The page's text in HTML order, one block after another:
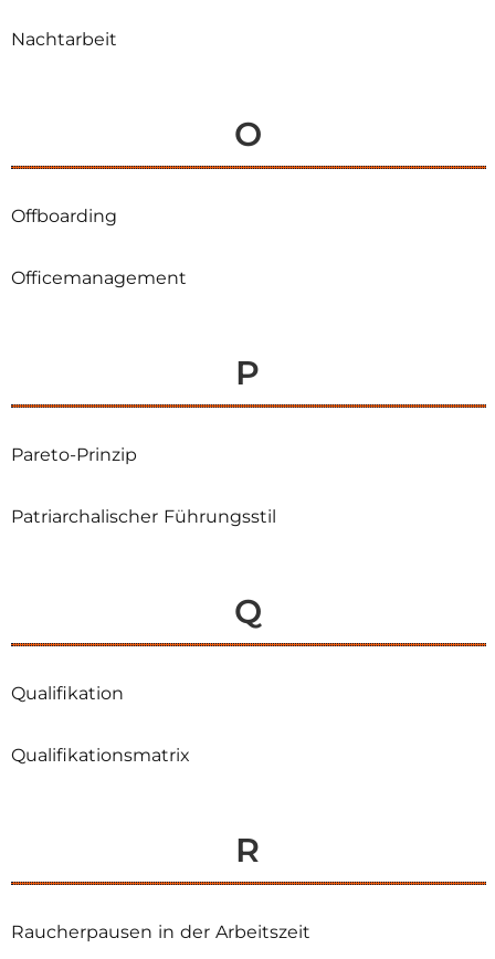
Nachtarbeit
O
Offboarding
Officemanagement
P
Pareto-Prinzip
Patriarchalischer Führungsstil
Q
Qualifikation
Qualifikationsmatrix
R
Raucherpausen in der Arbeitszeit